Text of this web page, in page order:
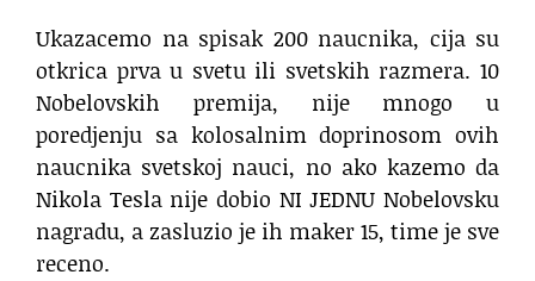
Ukazacemo na spisak 200 naucnika, cija su
otkrica prva u svetu ili svetskih razmera. 10
Nobelovskih premija, nije mnogo u
poredjenju sa kolosalnim doprinosom ovih
naucnika svetskoj nauci, no ako kazemo da
Nikola Tesla nije dobio NI JEDNU Nobelovsku
nagradu, a zasluzio je ih maker 15, time je sve
receno.